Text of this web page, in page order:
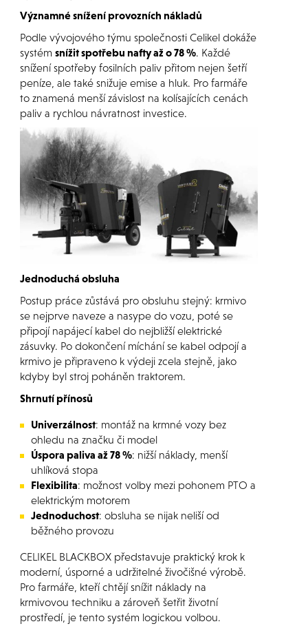
Významné snížení provozních nákladů
Podle vývojového týmu společnosti Celikel dokáže
systém snížit spotřebu nafty až o 78 %. Každé
snížení spotřeby fosilních paliv přitom nejen šetří
peníze, ale také snižuje emise a hluk. Pro farmáře
to znamená menší závislost na kolísajících cenách
paliv a rychlou návratnost investice.
Jednoduchá obsluha
Postup práce zůstává pro obsluhu stejný: krmivo
se nejprve naveze a nasype do vozu, poté se
připojí napájecí kabel do nejbližší elektrické
zásuvky. Po dokončení míchání se kabel odpojí a
krmivo je připraveno k výdeji zcela stejně, jako
kdyby byl stroj poháněn traktorem.
Shrnutí přínosů
Univerzálnost: montáž na krmné vozy bez
ohledu na značku či model
Úspora paliva až 78 %: nižší náklady, menší
uhlíková stopa
Flexibilita: možnost volby mezi pohonem PTO a
elektrickým motorem
Jednoduchost: obsluha se nijak neliší od
běžného provozu
CELIKEL BLACKBOX představuje praktický krok k
moderní, úsporné a udržitelné živočišné výrobě.
Pro farmáře, kteří chtějí snížit náklady na
krmivovou techniku a zároveň šetřit životní
prostředí, je tento systém logickou volbou.